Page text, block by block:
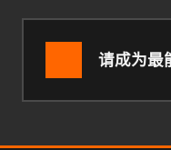
请成为最